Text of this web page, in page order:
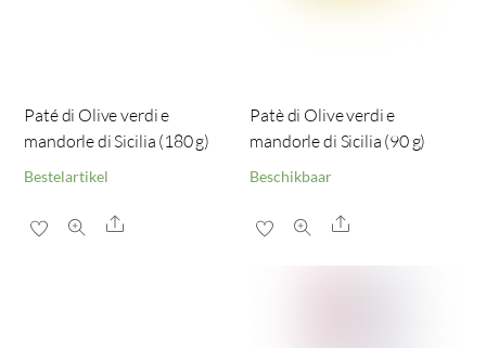
Paté di Olive verdi e
mandorle di Sicilia (180 g)
Bestelartikel
Share
Patè di Olive verdi e
mandorle di Sicilia (90 g)
Beschikbaar
Share